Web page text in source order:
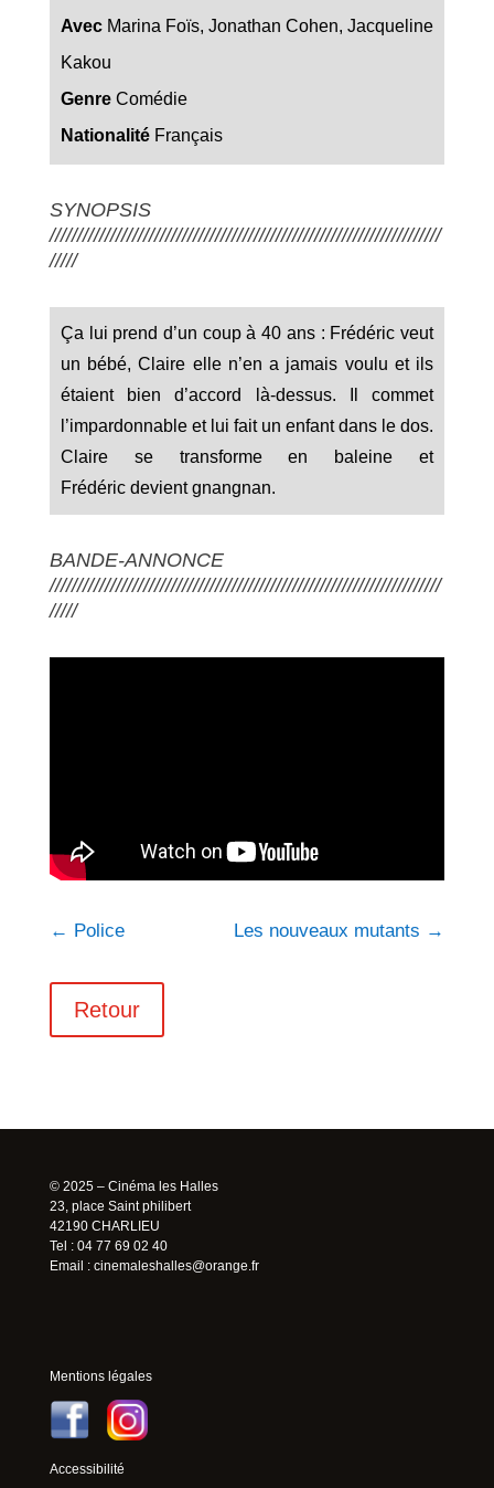
AvecMarina Foïs, Jonathan Cohen, Jacqueline
Kakou
Genre Comédie
NationalitéFrançais
SYNOPSIS
///////////////////////////////////////////////////////////////////////
/////
Ça lui prend d’un coup à 40 ans : Frédéric veut
un bébé, Claire elle n’en a jamais voulu et ils
étaient bien d’accord là-dessus. Il commet
l’impardonnable et lui fait un enfant dans le dos.
Claire se transforme en baleine et
Frédéric devient gnangnan.
BANDE-ANNONCE
///////////////////////////////////////////////////////////////////////
/////
← Police Les nouveaux mutants →
Retour
© 2025 – Cinéma les Halles
23, place Saint philibert
42190 CHARLIEU
Tel : 04 77 69 02 40
Email : cinemaleshalles@orange.fr
Mentions légales
Accessibilité